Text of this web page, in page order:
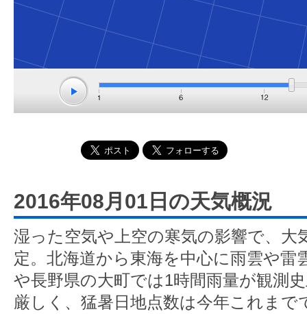
2016年08月01日の天気概況
湿った空気や上空の寒気の影響で、大
定。北海道から東海を中心に雨雲や雷
や長野県の大町では1時間雨量が観測
厳しく、猛暑日地点数は今年これまで